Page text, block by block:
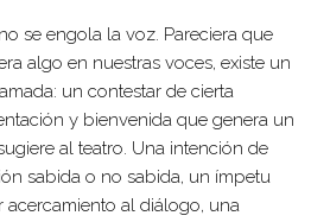
se engola la voz. Pareciera que
algo en nuestras voces, existe un
un contestar de cierta
y bienvenida que genera un
al teatro. Una intención de
sabida o no sabida, un ímpetu
acercamiento al diálogo, una